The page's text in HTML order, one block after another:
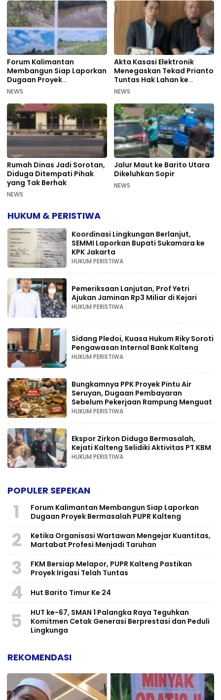
Forum Kalimantan
Membangun Siap Laporkan
Dugaan Proyek
Bermasalah PUPR Kalteng
NEWS
Akta Kasasi Elektronik
Menegaskan Tekad Prianto
Tuntas Hak Lahan ke
Mahkamah Agung
NEWS
Rumah Dinas Jadi Sorotan,
Diduga Ditempati Pihak
yang Tak Berhak
NEWS
Jalur Maut ke Barito Utara
Dikeluhkan Sopir
NEWS
HUKUM & PERISTIWA
Koordinasi Lingkungan Berlanjut,
SEMMI Laporkan Bupati Sukamara ke
KPK Jakarta
HUKUM PERISTIWA
Pemeriksaan Lanjutan, Prof Yetri
Ajukan Jaminan Rp3 Miliar di Kejari
HUKUM PERISTIWA
Sidang Pledoi, Kuasa Hukum Riky Soroti
Pengawasan Internal Bank Kalteng
HUKUM PERISTIWA
Bungkamnya PPK Proyek Pintu Air
Seruyan, Dugaan Pembayaran
Sebelum Pekerjaan Rampung Menguat
HUKUM PERISTIWA
Ekspor Zirkon Diduga Bermasalah,
Kejati Kalteng Selidiki Aktivitas PT KBM
HUKUM PERISTIWA
POPULER SEPEKAN
1
Forum Kalimantan Membangun Siap Laporkan
Dugaan Proyek Bermasalah PUPR Kalteng
2
Ketika Organisasi Wartawan Mengejar Kuantitas,
Martabat Profesi Menjadi Taruhan
3
FKM Bersiap Melapor, PUPR Kalteng Pastikan
Proyek Irigasi Telah Tuntas
4 Hut Barito Timur Ke 24
5
HUT ke-67, SMAN 1 Palangka Raya Teguhkan
Komitmen Cetak Generasi Berprestasi dan Peduli
Lingkunga
REKOMENDASI